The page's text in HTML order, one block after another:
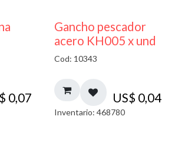
0,07
Gancho pescador
acero KH005 x und
Cod: 10343
US$ 0,04
Inventario: 468780